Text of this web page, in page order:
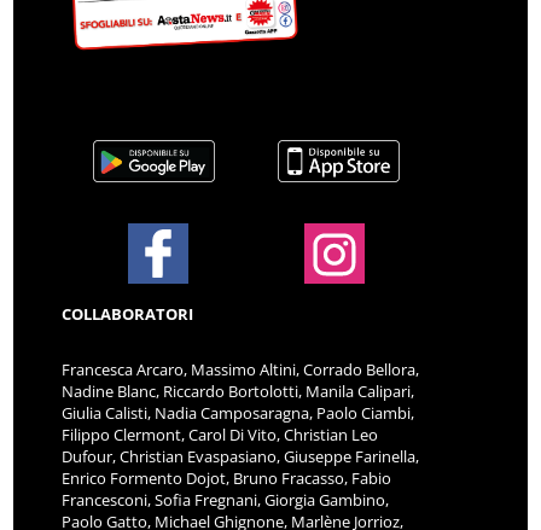
COLLABORATORI
Francesca Arcaro, Massimo Altini, Corrado Bellora,
Nadine Blanc, Riccardo Bortolotti, Manila Calipari,
Giulia Calisti, Nadia Camposaragna, Paolo Ciambi,
Filippo Clermont, Carol Di Vito, Christian Leo
Dufour, Christian Evaspasiano, Giuseppe Farinella,
Enrico Formento Dojot, Bruno Fracasso, Fabio
Francesconi, Sofia Fregnani, Giorgia Gambino,
Paolo Gatto, Michael Ghignone, Marlène Jorrioz,